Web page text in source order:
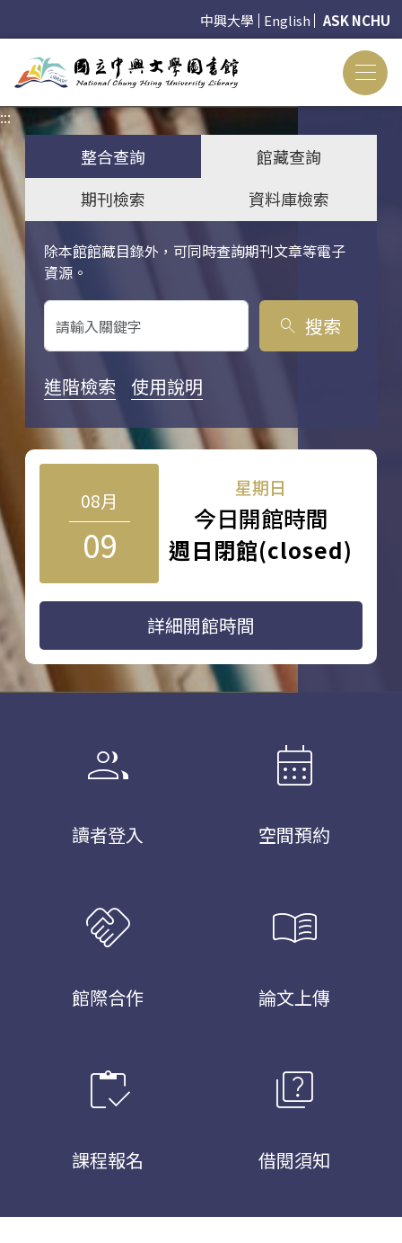
中興大學 English ASK NCHU
:::
整合查詢
館藏查詢
期刊檢索
資料庫檢索
除本館館藏目錄外，可同時查詢期刊文章等電子
資源。
關鍵字搜尋
search 搜索
進階檢索 使用說明
08月
09
星期日
今日開館時間
週日閉館(closed)
詳細開館時間
group
讀者登入
calendar_month
空間預約
handshake
館際合作
menu_book
論文上傳
inventory
課程報名
quiz
借閱須知